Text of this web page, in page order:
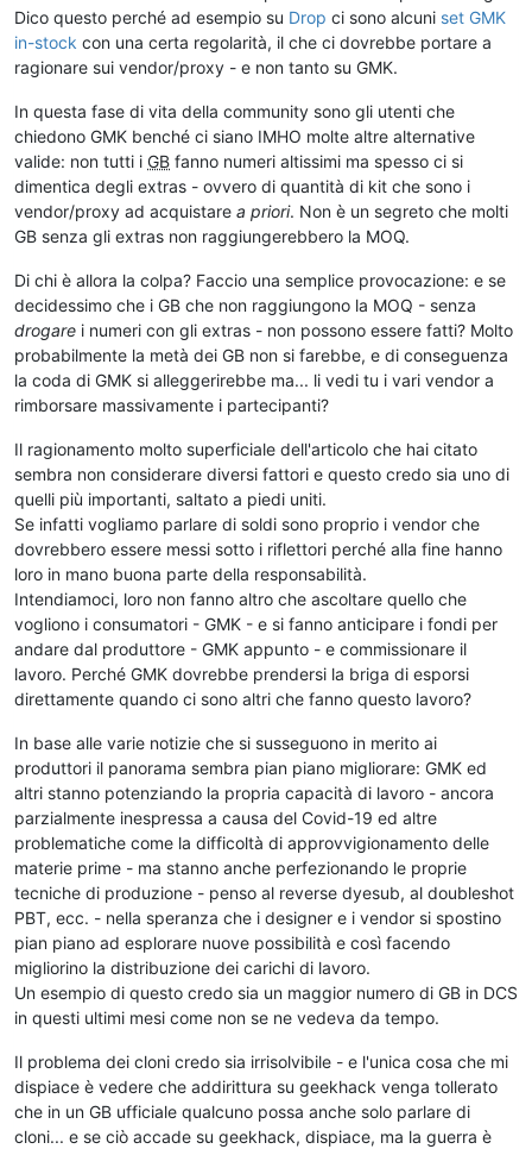
Dico questo perché ad esempio su Drop ci sono alcuni set GMK
in-stock con una certa regolarità, il che ci dovrebbe portare a
ragionare sui vendor/proxy - e non tanto su GMK.
In questa fase di vita della community sono gli utenti che
chiedono GMK benché ci siano IMHO molte altre alternative
valide: non tutti i GB fanno numeri altissimi ma spesso ci si
dimentica degli extras - ovvero di quantità di kit che sono i
vendor/proxy ad acquistare a priori. Non è un segreto che molti
GB senza gli extras non raggiungerebbero la MOQ.
Di chi è allora la colpa? Faccio una semplice provocazione: e se
decidessimo che i GB che non raggiungono la MOQ - senza
drogare i numeri con gli extras - non possono essere fatti? Molto
probabilmente la metà dei GB non si farebbe, e di conseguenza
la coda di GMK si alleggerirebbe ma... li vedi tu i vari vendor a
rimborsare massivamente i partecipanti?
Il ragionamento molto superficiale dell'articolo che hai citato
sembra non considerare diversi fattori e questo credo sia uno di
quelli più importanti, saltato a piedi uniti.
Se infatti vogliamo parlare di soldi sono proprio i vendor che
dovrebbero essere messi sotto i riflettori perché alla fine hanno
loro in mano buona parte della responsabilità.
Intendiamoci, loro non fanno altro che ascoltare quello che
vogliono i consumatori - GMK - e si fanno anticipare i fondi per
andare dal produttore - GMK appunto - e commissionare il
lavoro. Perché GMK dovrebbe prendersi la briga di esporsi
direttamente quando ci sono altri che fanno questo lavoro?
In base alle varie notizie che si susseguono in merito ai
produttori il panorama sembra pian piano migliorare: GMK ed
altri stanno potenziando la propria capacità di lavoro - ancora
parzialmente inespressa a causa del Covid-19 ed altre
problematiche come la difficoltà di approvvigionamento delle
materie prime - ma stanno anche perfezionando le proprie
tecniche di produzione - penso al reverse dyesub, al doubleshot
PBT, ecc. - nella speranza che i designer e i vendor si spostino
pian piano ad esplorare nuove possibilità e così facendo
migliorino la distribuzione dei carichi di lavoro.
Un esempio di questo credo sia un maggior numero di GB in DCS
in questi ultimi mesi come non se ne vedeva da tempo.
Il problema dei cloni credo sia irrisolvibile - e l'unica cosa che mi
dispiace è vedere che addirittura su geekhack venga tollerato
che in un GB ufficiale qualcuno possa anche solo parlare di
cloni... e se ciò accade su geekhack, dispiace, ma la guerra è